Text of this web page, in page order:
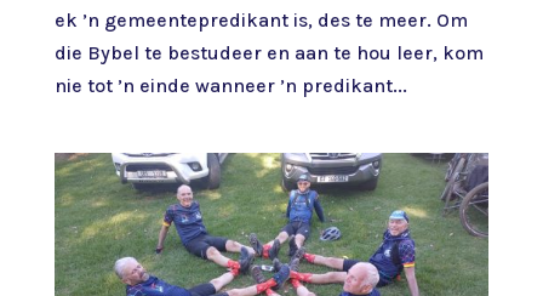
ek ’n gemeentepredikant is, des te meer. Om
die Bybel te bestudeer en aan te hou leer, kom
nie tot ’n einde wanneer ’n predikant...